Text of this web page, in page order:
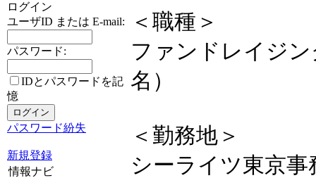
ログイン
ユーザID または E-mail:
パスワード:
IDとパスワードを記
憶
パスワード紛失
新規登録
情報ナビ
＜職種＞
ファンドレイジ
名）
＜勤務地＞
シーライツ東京